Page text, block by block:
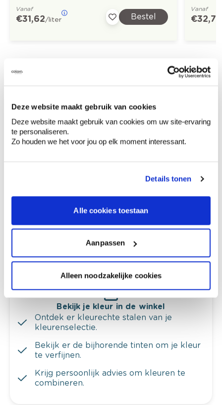
Deze website maakt gebruik van cookies
Deze website maakt gebruik van cookies om uw site-ervaring
te personaliseren.
Zo houden we het voor jou op elk moment interessant.
Details tonen
Alle cookies toestaan
Aanpassen
Alleen noodzakelijke cookies
Vanaf
€ 31,62/liter Bestel
Vanaf
€ 32,73
Ontdek meer inspiratiebeelden voor:
Rood Oranje Behang
Ga samen met de kleuradviseur door je
Krijg kleuradvies op basis van de lichtinval
Krijg ineens een technologische check-up
van je muren.
Bekijk je kleur in de winkel
Ontdek er kleurechte stalen van je
kleurenselectie.
Bekijk er de bijhorende tinten om je kleur
te verfijnen.
Krijg persoonlijk advies om kleuren te
combineren.